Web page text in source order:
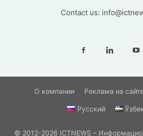
Contact us:
О компании Реклама на
Русский
© 2012-2026 ICTNEWS –